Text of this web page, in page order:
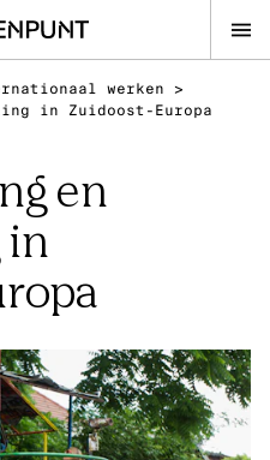
werken >
in Zuidoost-Europa
en
in